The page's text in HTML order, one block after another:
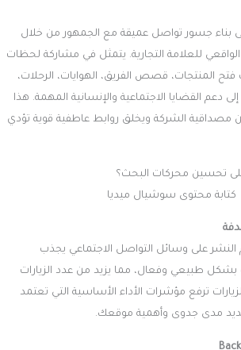
بناء جسور تواصل عميقة مع الجمهور من خلال
للعلامة التجارية. يتمثل في مشاركة لحظات
المنتجات، قصص الفريق، الهوايات، الرحلات،
إلى دعم القضايا الاجتماعية والإنسانية المهمة. هذا
مصداقية الشركة ويخلق روابط عاطفية قوية تؤدي
تحسين محركات البحث؟
النشر على وسائل التواصل الاجتماعي يجذب
طبيعي وفعال، مما يزيد من عدد الزيارات
ترفع مؤشرات الأداء الأساسية التي تعتمد
مدى جدوى وأهمية موقعك.